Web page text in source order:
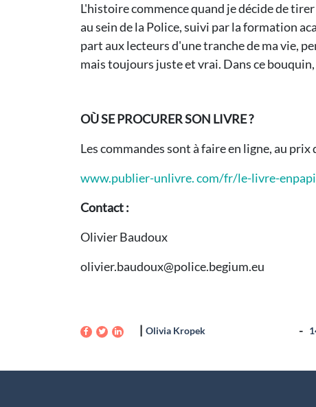
L'histoire commence quand je décide de
au sein de la Police, suivi par la formation
part aux lecteurs d'une tranche de ma vie,
mais toujours juste et vrai. Dans ce
OÙ SE PROCURER SON LIVRE ?
Les commandes sont à faire en ligne, au
www.publier-unlivre. com/fr/le-livre-
Contact :
Olivier Baudoux
olivier.baudoux@police.begium.eu
Olivia Kropek